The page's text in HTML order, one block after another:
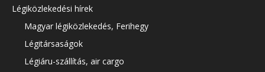
Légiközlekedési hírek
Magyar légiközlekedés, Ferihegy
Légitársaságok
Légiáru-szállítás, air cargo